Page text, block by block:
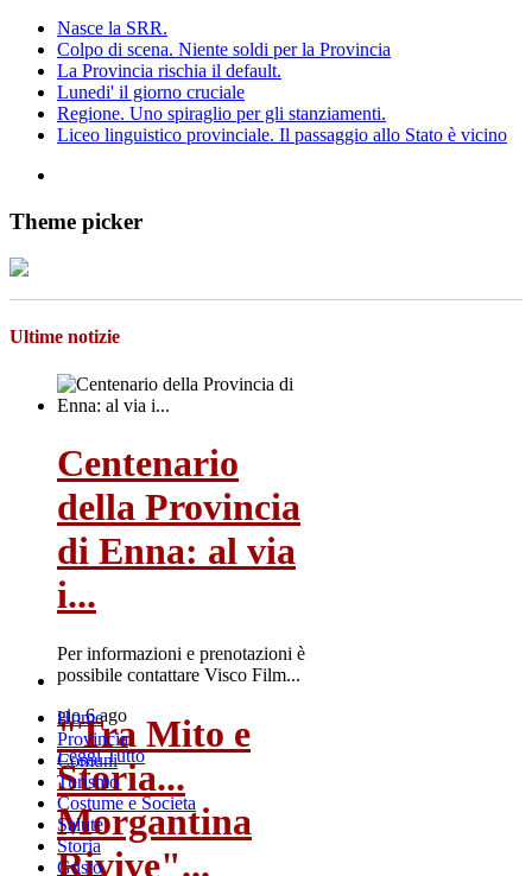
Nasce la SRR.
Colpo di scena. Niente soldi per la Provincia
La Provincia rischia il default.
Lunedi' il giorno cruciale
Regione. Uno spiraglio per gli stanziamenti.
Liceo linguistico provinciale. Il passaggio allo Stato è vicino
Theme picker
Ultime notizie
Centenario
della Provincia
di Enna: al via
i...
Per informazioni e prenotazioni è
possibile contattare Visco Film...
gio 6 ago
Leggi Tutto
"Tra Mito e
Storia...
Morgantina
Rivive"...
Home
Provincia
Comuni
Turismo
Costume e Societa
Salute
Storia
Gusto